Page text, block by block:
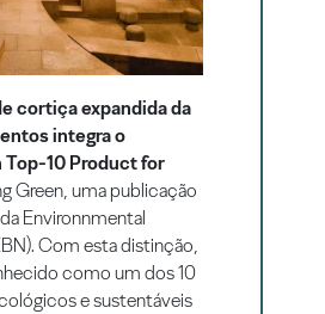
cortiça expandida da
integra o
Top-10 Product for
Green, uma publicação
Environnmental
Com esta distinção,
como um dos 10
e sustentáveis